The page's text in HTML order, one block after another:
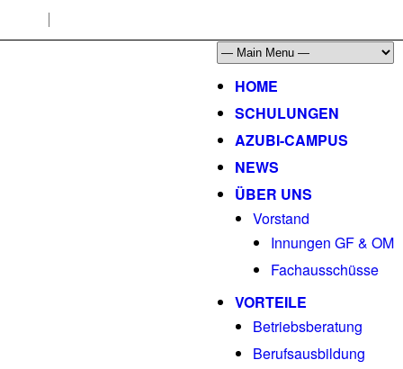
HOME
SCHULUNGEN
AZUBI-CAMPUS
NEWS
ÜBER UNS
Vorstand
Innungen GF & OM
Fachausschüsse
VORTEILE
Betriebsberatung
Berufsausbildung